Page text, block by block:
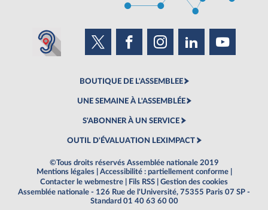
BOUTIQUE DE L'ASSEMBLEE
UNE SEMAINE À L'ASSEMBLÉE
S'ABONNER À UN SERVICE
OUTIL D'ÉVALUATION LEXIMPACT
©Tous droits réservés Assemblée nationale 2019
Mentions légales
Accessibilité : partiellement conforme
Contacter le webmestre
Fils RSS
Gestion des cookies
Assemblée nationale - 126 Rue de l'Université, 75355 Paris 07 SP -
Standard 01 40 63 60 00